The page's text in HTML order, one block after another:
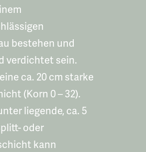
bestehen und
verdichtet sein.
ca. 20 cm starke
(Korn 0 – 32).
liegende, ca. 5
oder
kann